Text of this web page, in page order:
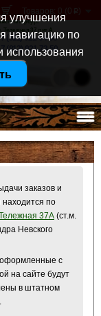
Петербург
Тележная 37 лит А
(911) 021-04-08
(812) 921-73-50
Товаров: 0 (0 p )
заказов и
находится по
37А (ст.м.
Невского
с
на сайте будут
в штатном
улучшения
навигацию по
использования